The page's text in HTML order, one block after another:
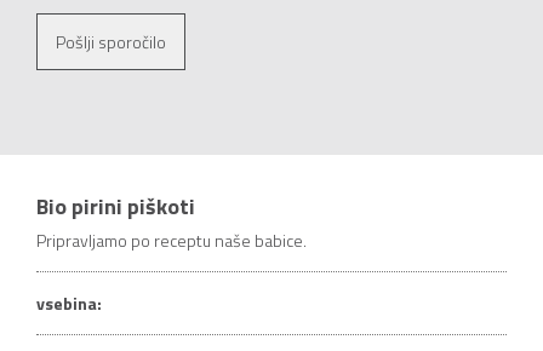
Pošlji sporočilo
Bio pirini piškoti
Pripravljamo po receptu naše babice.
vsebina: